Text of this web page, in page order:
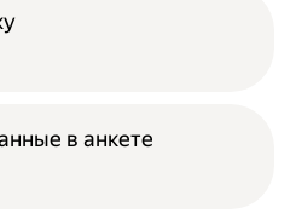
в анкете